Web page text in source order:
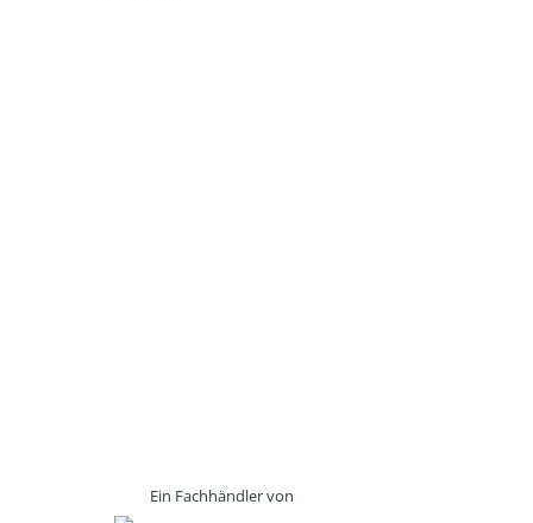
Ein Fachhändler von